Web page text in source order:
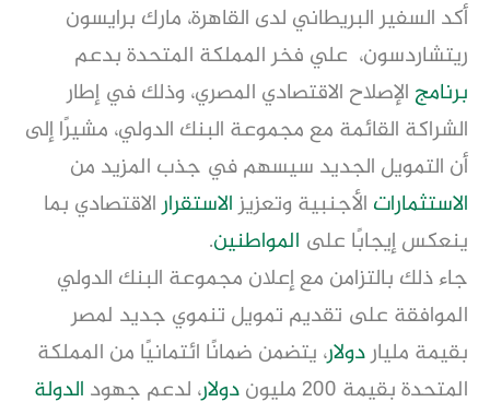
أكد السفير البريطاني لدى القاهرة، مارك برايسون
ريتشاردسون، علي فخر المملكة المتحدة بدعم
برنامج الإصلاح الاقتصادي المصري، وذلك في إطار
الشراكة القائمة مع مجموعة البنك الدولي، مشيرًا إلى
أن التمويل الجديد سيسهم في جذب المزيد من
الاستثمارات الأجنبية وتعزيزالاستقرارالاقتصادي بما
ينعكس إيجابًا على المواطنين.
جاء ذلك بالتزامن مع إعلان مجموعة البنك الدولي
الموافقة على تقديم تمويل تنموي جديد لمصر
بقيمة ملياردولار، يتضمن ضمانًا ائتمانيًا من المملكة
المتحدة بقيمة 200 مليون
دولار، لدعم جهود الدولة